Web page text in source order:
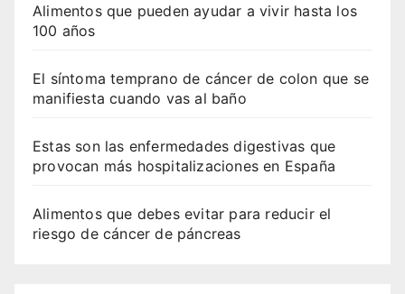
Alimentos que pueden ayudar a vivir hasta los
100 años
El síntoma temprano de cáncer de colon que se
manifiesta cuando vas al baño
Estas son las enfermedades digestivas que
provocan más hospitalizaciones en España
Alimentos que debes evitar para reducir el
riesgo de cáncer de páncreas